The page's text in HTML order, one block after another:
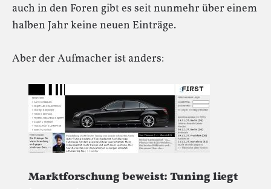
auch in den Foren gibt es seit nunmehr über einem
halben Jahr keine neuen Einträge.
Aber der Aufmacher ist anders:
Marktforschung beweist: Tuning liegt